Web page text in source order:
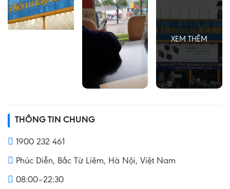
THÔNG TIN CHUNG
1900 232 461
Phúc Diễn, Bắc Từ Liêm, Hà Nội, Việt Nam
08:00–22:30